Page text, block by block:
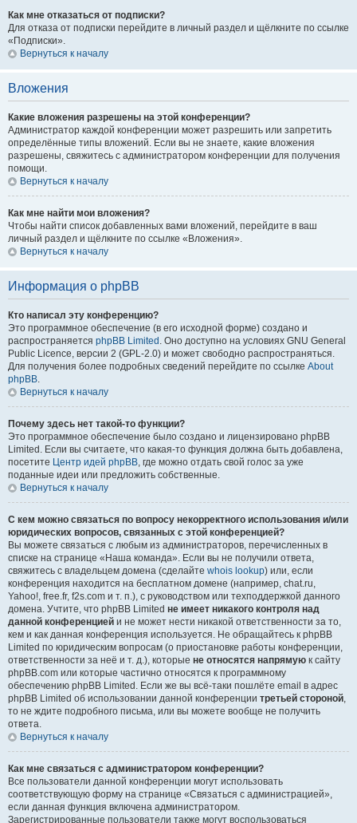
Как мне отказаться от подписки?
Для отказа от подписки перейдите в личный раздел и щёлкните по ссылке
«Подписки».
Вернуться к началу
Вложения
Какие вложения разрешены на этой конференции?
Администратор каждой конференции может разрешить или запретить
определённые типы вложений. Если вы не знаете, какие вложения
разрешены, свяжитесь с администратором конференции для получения
помощи.
Вернуться к началу
Как мне найти мои вложения?
Чтобы найти список добавленных вами вложений, перейдите в ваш
личный раздел и щёлкните по ссылке «Вложения».
Вернуться к началу
Информация о phpBB
Кто написал эту конференцию?
Это программное обеспечение (в его исходной форме) создано и
распространяется phpBB Limited . Оно доступно на условиях GNU General
Public Licence, версии 2 (GPL-2.0) и может свободно распространяться.
Для получения более подробных сведений перейдите по ссылке About
phpBB.
Вернуться к началу
Почему здесь нет такой-то функции?
Это программное обеспечение было создано и лицензировано phpBB
Limited. Если вы считаете, что какая-то функция должна быть добавлена,
посетите Центр идей phpBB, где можно отдать свой голос за уже
поданные идеи или предложить собственные.
Вернуться к началу
С кем можно связаться по вопросу некорректного использования и/или
юридических вопросов, связанных с этой конференцией?
Вы можете связаться с любым из администраторов, перечисленных в
списке на странице «Наша команда». Если вы не получили ответа,
свяжитесь с владельцем домена (сделайте whois lookup) или, если
конференция находится на бесплатном домене (например, chat.ru,
Yahoo!, free.fr, f2s.com и т. п.), с руководством или техподдержкой данного
домена. Учтите, что phpBB Limited не имеет никакого контроля над
данной конференцией и не может нести никакой ответственности за то,
кем и как данная конференция используется. Не обращайтесь к phpBB
Limited по юридическим вопросам (о приостановке работы конференции,
ответственности за неё и т. д.), которые не относятся напрямую к сайту
phpBB.com или которые частично относятся к программному
обеспечению phpBB Limited. Если же вы всё-таки пошлёте email в адрес
phpBB Limited об использовании данной конференции третьей стороной,
то не ждите подробного письма, или вы можете вообще не получить
ответа.
Вернуться к началу
Как мне связаться с администратором конференции?
Все пользователи данной конференции могут использовать
соответствующую форму на странице «Связаться с администрацией»,
если данная функция включена администратором.
Зарегистрированные пользователи также могут воспользоваться